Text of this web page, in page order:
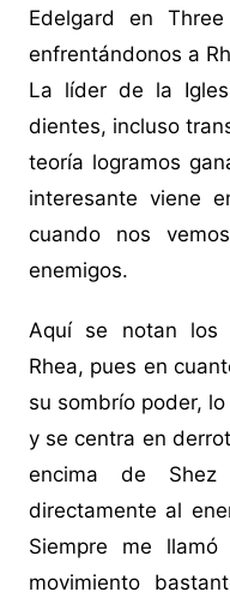
Edelgard en
enfrentándonos a
La líder de la
dientes, incluso
teoría logramos
interesante viene
cuando nos
enemigos.
Aquí se notan los
Rhea, pues en
su sombrío poder,
y se centra en
encima de
directamente al
Siempre me
movimiento